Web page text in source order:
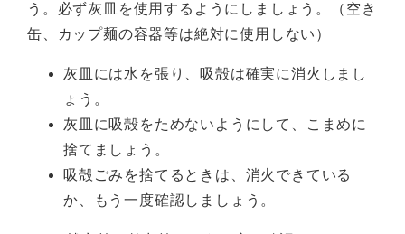
う。必ず灰皿を使用するようにしましょう。（空き
缶、カップ麺の容器等は絶対に使用しない）
灰皿には水を張り、吸殻は確実に消火しまし
ょう。
灰皿に吸殻をためないようにして、こまめに
捨てましょう。
吸殻ごみを捨てるときは、消火できている
か、もう一度確認しましょう。